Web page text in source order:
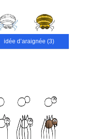
idée d’araignée (3)